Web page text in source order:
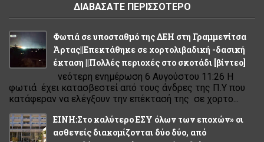
ΔΙΑΒΑΣΑΤΕ ΠΕΡΙΣΣΟΤΕΡΟ
Φωτιά σε υποσταθμό της ΔΕΗ στη Γραμμενίτσα
Άρτας||Επεκτάθηκε σε χορτολιβαδική -δασική
έκταση ||Πολλές περιοχές στο σκοτάδι [βίντεο]
νεότερη ενημέρωση 6 Αυγούστου 11:26 Η
φωτιά έχει κατασβεστεί από τους άνδρες της Π.Υ που
κατάφεραν να ελέγξουν την επέκτασή της σε χορτο...
ΕΙΝΗ:Στο καλύτερο ΕΣΥ όλων των εποχών» οι
ασθενείς διακομίζονται δύο δύο, από